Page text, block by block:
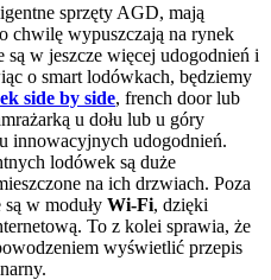
sprzęty AGD, mają
chwilę wypuszczają na rynek
są w jeszcze więcej udogodnień i
o smart lodówkach, będziemy
side by side, french door lub
u dołu lub u góry
innowacyjnych udogodnień.
lodówek są duże
na ich drzwiach. Poza
w moduły Wi-Fi, dzięki
To z kolei sprawia, że
wyświetlić przepis